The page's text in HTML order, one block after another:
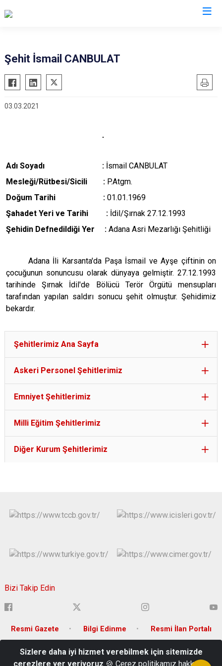
Şehit İsmail CANBULAT
03.03.2021
Adı Soyadı : İsmail CANBULAT
Mesleği/Rütbesi/Sicili : P.Atgm.
Doğum Tarihi : 01.01.1969
Şahadet Yeri ve Tarihi : İdil/Şırnak 27.12.1993
Şehidin Defnedildiği Yer : Adana Asri Mezarlığı Şehitliği
Adana İli Karsanta'da Paşa İsmail ve Ayşe çiftinin on
çocuğunun sonuncusu olarak dünyaya gelmiştir. 27.12.1993
tarihinde Şırnak İdil'de Bölücü Terör Örgütü mensupları
tarafından yapılan saldırı sonucu şehit olmuştur. Şehidimiz
bekardır.
Şehitlerimiz Ana Sayfa
Askeri Personel Şehitlerimiz
Emniyet Şehitlerimiz
Milli Eğitim Şehitlerimiz
Diğer Kurum Şehitlerimiz
Bizi Takip Edin
Resmi Gazete Bilgi Edinme Resmi İlan Portalı
Adnan Menderes Mh. Musa Şahin Bulvarı No:106 P.K.: 80010
Sizlere daha iyi hizmet verebilmek için sitemizde
çerezlere yer veriyoruz 🍪 Çerez politikamız hakkında